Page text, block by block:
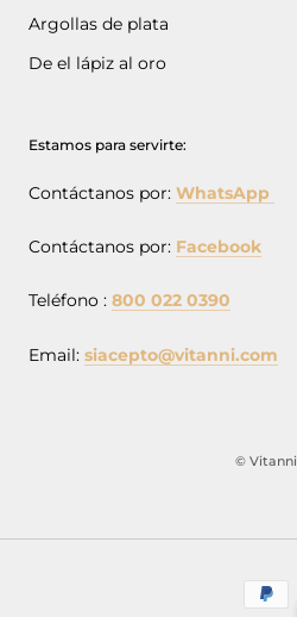
Argollas de plata
De el lápiz al oro
Estamos para servirte:
Contáctanos por: WhatsApp
Contáctanos por: Facebook
Teléfono : 800 022 0390
Email: siacepto@vitanni.com
© Vitanni